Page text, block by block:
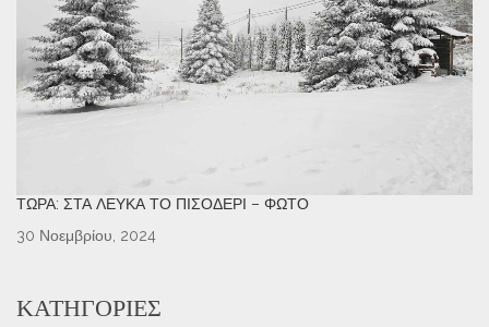
ΤΏΡΑ: ΣΤΑ ΛΕΥΚΆ ΤΟ ΠΙΣΟΔΈΡΙ – ΦΩΤΌ
30 Νοεμβρίου, 2024
ΚΑΤΗΓΟΡΊΕΣ